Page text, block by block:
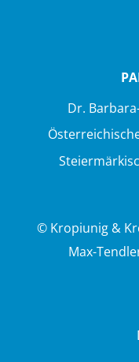
Dr.
© Kropiunig &
Max-